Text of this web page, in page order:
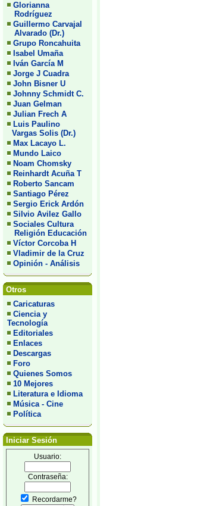
Glorianna
Rodríguez
Guillermo Carvajal
Alvarado (Dr.)
Grupo Roncahuita
Isabel Umaña
Iván García M
Jorge J Cuadra
John Bisner U
Johnny Schmidt C.
Juan Gelman
Julian Frech A
Luis Paulino
Vargas Solis (Dr.)
Max Lacayo L.
Mundo Laico
Noam Chomsky
Reinhardt Acuña T
Roberto Sancam
Santiago Pérez
Sergio Erick Ardón
Silvio Avilez Gallo
Sociales Cultura
Religión Educación
Víctor Corcoba H
Vladimir de la Cruz
Opinión - Análisis
Otros
Caricaturas
Ciencia y
Tecnología
Editoriales
Enlaces
Descargas
Foro
Quienes Somos
10 Mejores
Literatura e Idioma
Música - Cine
Política
Iniciar Sesión
Usuario:
Contraseña:
Recordarme?